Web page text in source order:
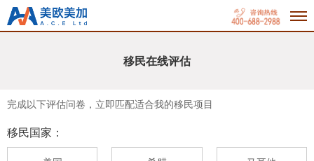
移民在线评估
完成以下评估问卷，立即匹配适合我的移民项目
移民国家：